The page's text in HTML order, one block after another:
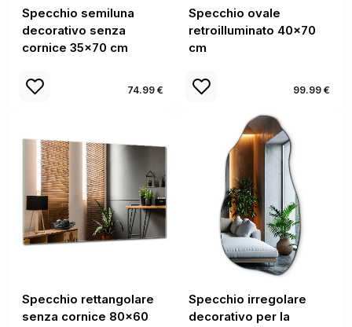
Specchio semiluna
decorativo senza
cornice 35x70 cm
74.99 €
Specchio ovale
retroilluminato 40x70
cm
99.99 €
Specchio rettangolare
senza cornice 80x60
Specchio irregolare
decorativo per la